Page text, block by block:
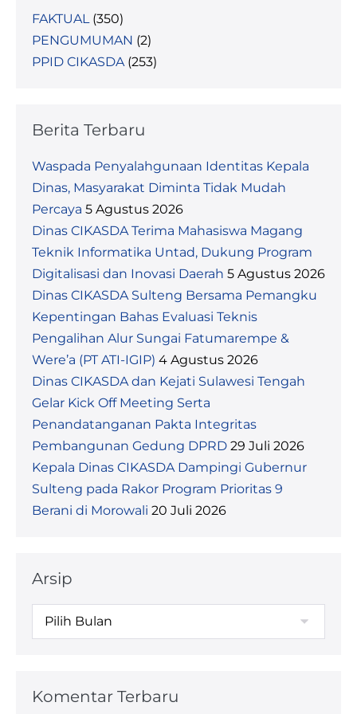
FAKTUAL(350)
PENGUMUMAN (2)
PPID CIKASDA(253)
Berita Terbaru
Waspada Penyalahgunaan Identitas Kepala
Dinas, Masyarakat Diminta Tidak Mudah
Percaya 5 Agustus 2026
Dinas CIKASDA Terima Mahasiswa Magang
Teknik Informatika Untad, Dukung Program
Digitalisasi dan Inovasi Daerah 5 Agustus 2026
Dinas CIKASDA Sulteng Bersama Pemangku
Kepentingan Bahas Evaluasi Teknis
Pengalihan Alur Sungai Fatumarempe &
Were’a (PT ATI-IGIP) 4 Agustus 2026
Dinas CIKASDA dan Kejati Sulawesi Tengah
Gelar Kick Off Meeting Serta
Penandatanganan Pakta Integritas
Pembangunan Gedung DPRD 29 Juli 2026
Kepala Dinas CIKASDA Dampingi Gubernur
Sulteng pada Rakor Program Prioritas 9
Berani di Morowali 20 Juli 2026
Arsip
Arsip
Komentar Terbaru